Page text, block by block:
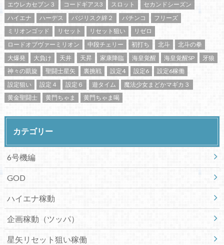
エウレカセブン３
コードギアス3 スロット
セカンドシーズン
ハイエナ
ハーデス バジリスク絆２ パチンコ
フリーズ
ミリオンゴッド
リセット リセット狙い
リゼロ
ロードオブヴァーミリオン
中段チェリー 初打ち 北斗
北斗の拳
大爆発
大負け 天井 天昇 家康降臨 海皇覚醒 海皇覚醒SP
牙狼
神々の凱旋
聖闘士星矢 裏挑戦 設定4 設定6
設定6稼働
設定狙い
設定４ 設定６ 遊タイム
魔法少女まどかマギカ３
黄金聖闘士
黄門ちゃま 黄門ちゃま喝
カテゴリー
6号機編
GOD
ハイエナ稼動
企画稼動（ツッパ）
星矢リセット狙い稼働